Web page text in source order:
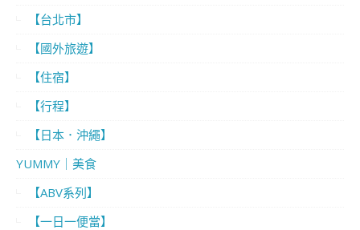
【台北市】
【國外旅遊】
【住宿】
【行程】
【日本．沖繩】
YUMMY｜美食
【ABV系列】
【一日一便當】